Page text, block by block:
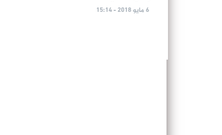
6 مايو 2018 - 15:14